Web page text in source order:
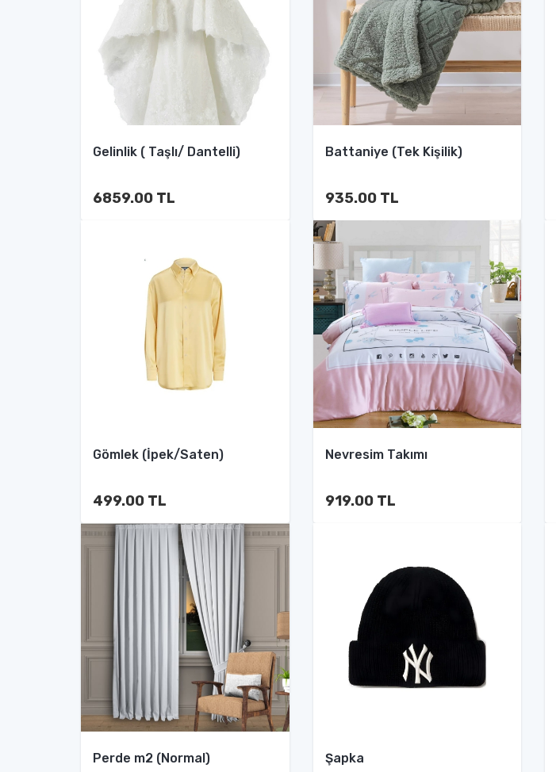
Gelinlik ( Taşlı/ Dantelli)
6859.00 TL
Battaniye (Tek Kişilik)
935.00 TL
Gömlek (İpek/Saten)
499.00 TL
Nevresim Takımı
919.00 TL
Perde m2 (Normal) Şapka